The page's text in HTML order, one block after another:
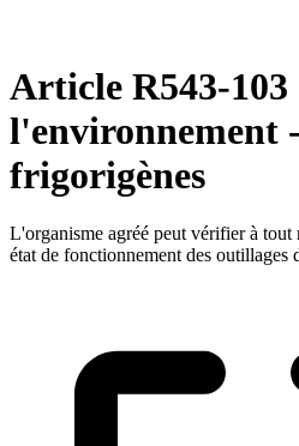
Article R543-103
l'environnement
frigorigènes
L'organisme agréé peut vérifier à tout
état de fonctionnement des outillages